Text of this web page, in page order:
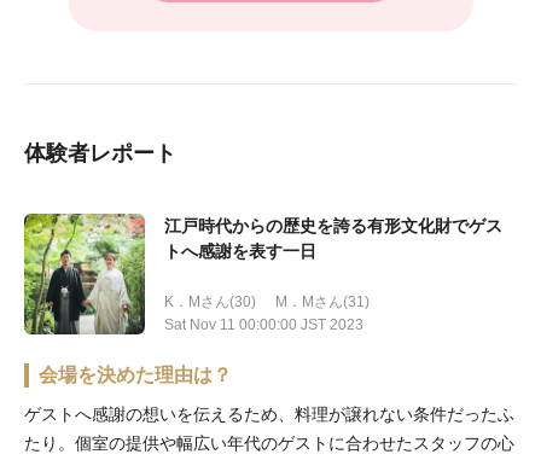
体験者レポート
江戸時代からの歴史を誇る有形文化財でゲス
トへ感謝を表す一日
K．Mさん(30)
M．Mさん(31)
Sat Nov 11 00:00:00 JST 2023
会場を決めた理由は？
ゲストへ感謝の想いを伝えるため、料理が譲れない条件だったふ
たり。個室の提供や幅広い年代のゲストに合わせたスタッフの心